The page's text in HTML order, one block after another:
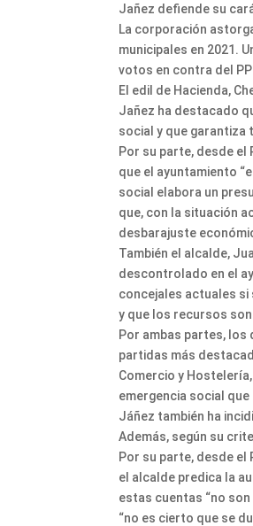
Jañez defiende su
La corporación
municipales en 2021.
votos en contra del
El edil de Hacienda,
Jañez ha destacado
social y que garantiza
Por su parte, desde
que el ayuntamiento
social elabora un
que, con la situación
desbarajuste
También el alcalde,
descontrolado en el
concejales actuales si
y que los recursos
Por ambas partes,
partidas más
Comercio y
emergencia social que
Jáñez también ha
Además, según su
Por su parte, desde el
el alcalde predica la
estas cuentas “no
“no es cierto que se